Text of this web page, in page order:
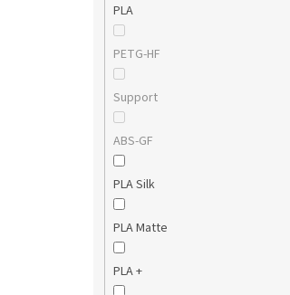
PLA
PETG-HF
Support
ABS-GF
PLA Silk
PLA Matte
PLA +